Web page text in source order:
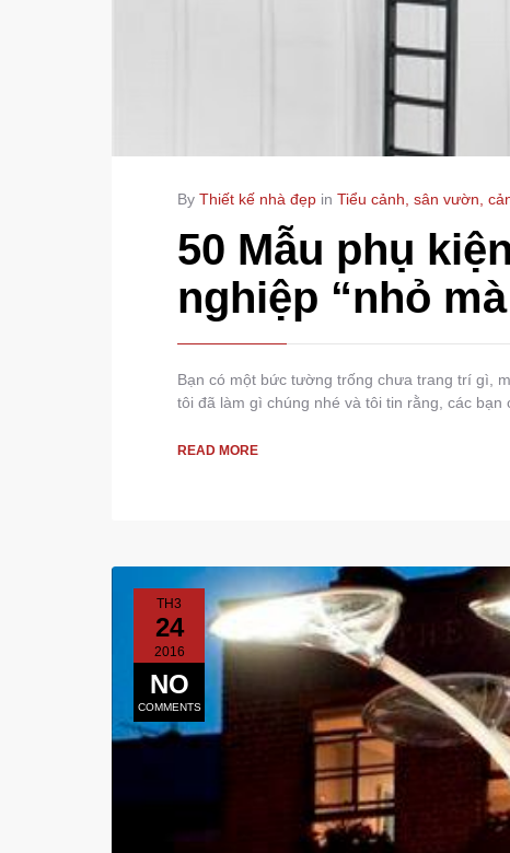
By Thiết kế nhà đẹp in Tiểu cảnh, sân vườn,
50 Mẫu phụ
nghiệp “nhỏ
Bạn có một bức tường trống chưa trang trí gì,
tôi đã làm gì chúng nhé và tôi tin rằng, các
READ MORE
TH3
24
2016
NO
COMMENTS